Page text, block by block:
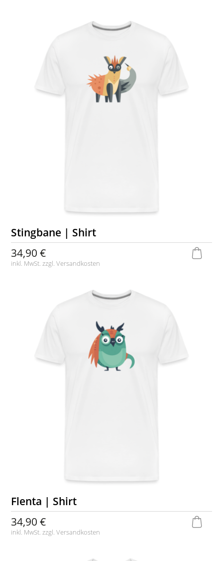
Stingbane | Shirt
34,90 €
inkl. MwSt. zzgl.Versandkosten
Flenta | Shirt
34,90 €
inkl. MwSt. zzgl.Versandkosten